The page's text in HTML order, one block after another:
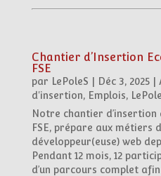
Chantier d’Insertion
FSE
par LePoleS Déc 3, 2025|
d'insertion, Emplois,
Notre chantier
FSE, prépare aux métiers
développeur(euse) web
Pendant 12 mois, 12
d’un parcours complet